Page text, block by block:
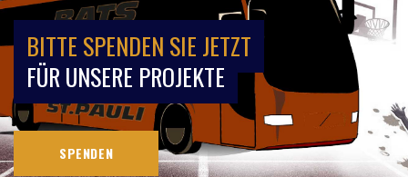
BITTE SPENDEN SIE JETZT
FÜR UNSERE PROJEKTE
SPENDEN